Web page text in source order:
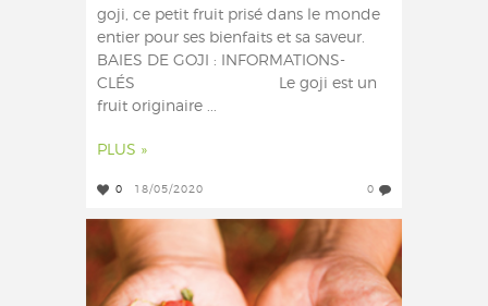
goji, ce petit fruit prisé dans le monde
entier pour ses bienfaits et sa saveur.
BAIES DE GOJI : INFORMATIONS-
CLÉS Le goji est un
fruit originaire ...
PLUS »
0 18/05/2020 0